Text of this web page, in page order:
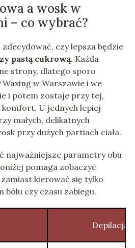
a wosk w
– co wybrać?
czy lepsza będzie
pastą cukrową. Każda
strony, dlatego sporo
w Warszawie i we
i potem zostaje przy tej,
U jednych lepiej
małych, delikatnych
przy dużych partiach ciała.
najważniejsze parametry obu
pomaga zobaczyć
zamiast kierować się tylko
bólu czy czasu zabiegu.
Depilacja